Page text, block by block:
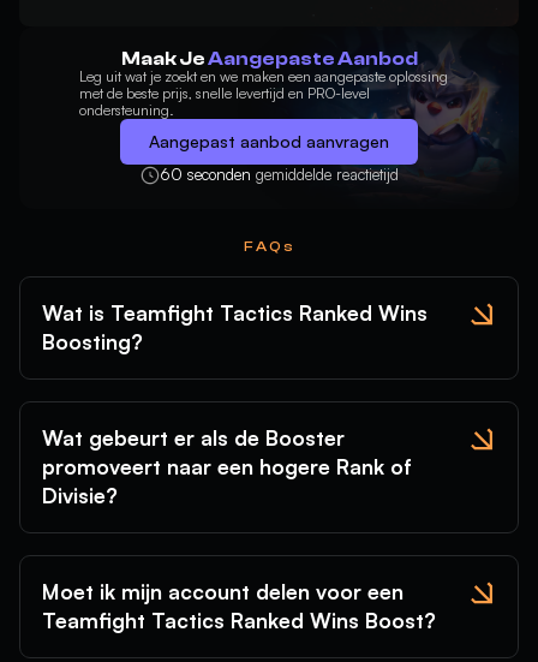
Maak JeAangepaste Aanbod
Leg uit wat je zoekt en we maken een aangepaste oplossing
met de beste prijs, snelle levertijd en PRO-level
ondersteuning.
Aangepast aanbod aanvragen
60 seconden gemiddelde reactietijd
FAQs
Wat is Teamfight Tactics Ranked Wins
Boosting?
Wat gebeurt er als de Booster
promoveert naar een hogere Rank of
Divisie?
Moet ik mijn account delen voor een
Teamfight Tactics Ranked Wins Boost?